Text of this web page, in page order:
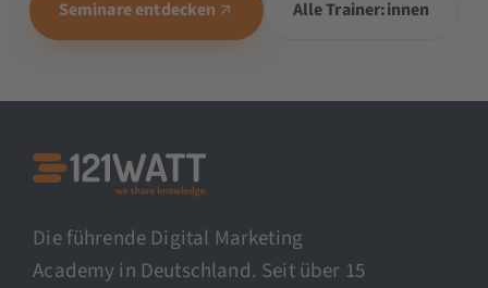
Seminare entdecken Alle Trainer:innen
Die führende Digital Marketing
Academy in Deutschland. Seit über 15